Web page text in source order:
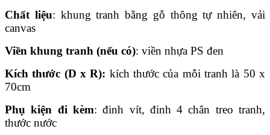
Chất liệu: khung tranh bằng gỗ thông tự nhiên, vải
canvas
Viền khung tranh (nếu có): viền nhựa PS đen
Kích thước (D x R): kích thước của mỗi tranh là 50 x
70cm
Phụ kiện đi kèm: đinh vít, đinh 4 chân treo tranh,
thước nước